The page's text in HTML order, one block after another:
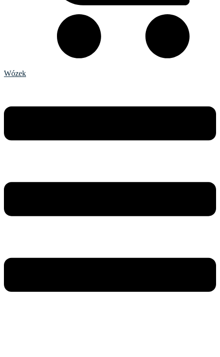
Wózek